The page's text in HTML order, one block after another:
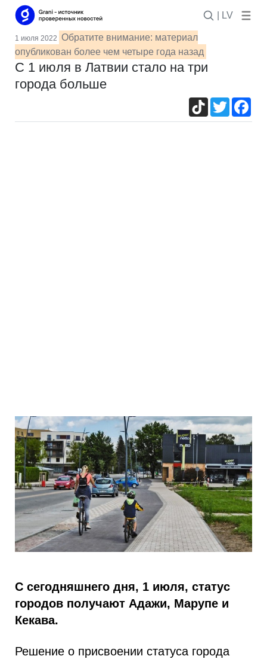
| LV
1 июля 2022 Обратите внимание: материал
опубликован более чем четыре года назад
С 1 июля в Латвии стало на три
города больше
TikTokTwitter
С сегодняшнего дня, 1 июля, статус
городов получают Адажи, Марупе и
Кекава.
Решение о присвоении статуса города